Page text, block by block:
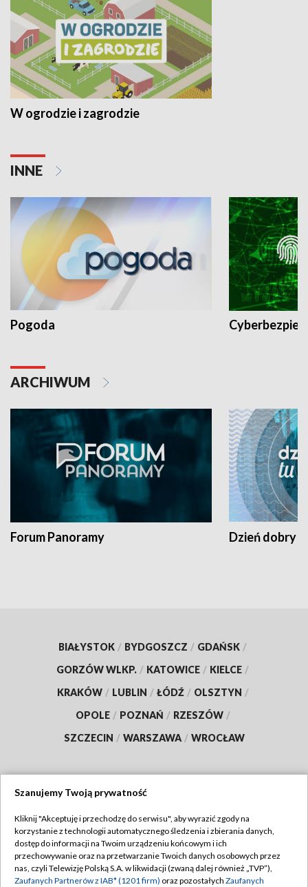
W ogrodzie i zagrodzie
INNE
Pogoda
ARCHIWUM
Forum Panoramy Dzień dobry
BIAŁYSTOK / BYDGOSZCZ / GDAŃSK /
GORZÓW WLKP. / KATOWICE / KIELCE /
KRAKÓW / LUBLIN / ŁÓDŹ / OLSZTYN /
OPOLE / POZNAŃ / RZESZÓW /
SZCZECIN / WARSZAWA / WROCŁAW
TVP
Abonament TVP
Emisja w TVP
Regulamin TVP
Polityka prywatności
Szanujemy Twoją prywatność
Kliknij "Akceptuję i przechodzę do serwisu", aby wyrazić zgody na
korzystanie z technologii automatycznego śledzenia i zbierania danych,
dostęp do informacji na Twoim urządzeniu końcowym i ich
przechowywanie oraz na przetwarzanie Twoich danych osobowych przez
nas, czyli Telewizję Polską S.A. w likwidacji (zwaną dalej również „TVP”),
Zaufanych Partnerów z IAB* (1201 firm) oraz pozostałych Zaufanych